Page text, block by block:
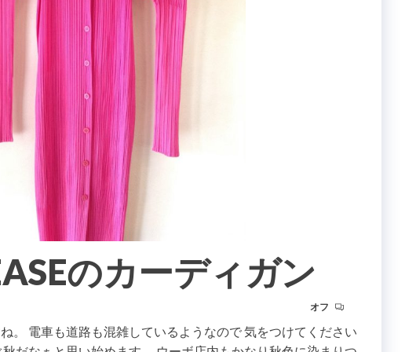
のカーディガン
オフ
。 電車も道路も混雑しているようなので 気をつけてください